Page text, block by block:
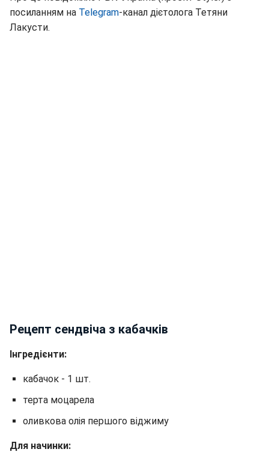
посиланням на Telegram-канал дієтолога Тетяни
Лакусти.
Рецепт сендвіча з кабачків
Інгредієнти:
кабачок - 1 шт.
терта моцарела
оливкова олія першого віджиму
Для начинки: